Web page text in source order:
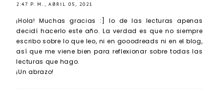
2:47 P. M., ABRIL 05, 2021
¡Hola! Muchas gracias :] lo de las lecturas apenas
decidí hacerlo este año. La verdad es que no siempre
escribo sobre lo que leo, ni en gooodreads ni en el blog,
así que me viene bien para reflexionar sobre todas las
lecturas que hago.
¡Un abrazo!